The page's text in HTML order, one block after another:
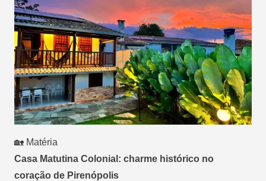
🏡 Matéria
Casa Matutina Colonial: charme histórico no
coração de Pirenópolis